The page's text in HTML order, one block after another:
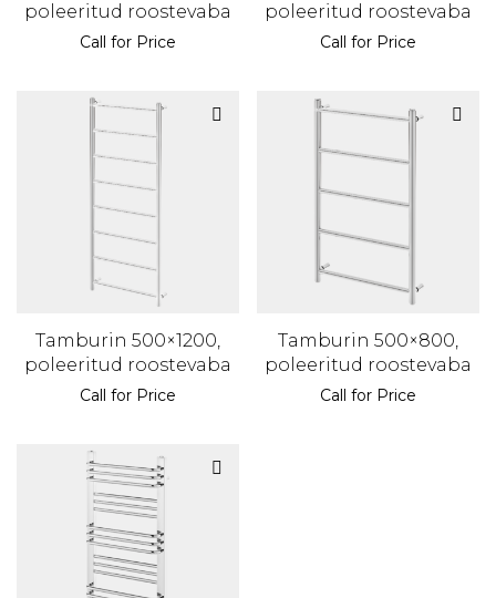
poleeritud roostevaba
Call for Price
poleeritud roostevaba
Call for Price
Tamburin 500×1200,
poleeritud roostevaba
Call for Price
Tamburin 500×800,
poleeritud roostevaba
Call for Price